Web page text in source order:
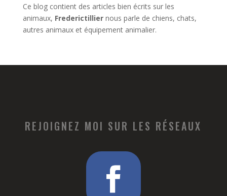
Ce blog contient des articles bien écrits sur les
animaux, Frederictilliernous parle de chiens, chats,
autres animaux et équipement animalier.
REJOIGNEZ MOI SUR LES RÉSEAUX